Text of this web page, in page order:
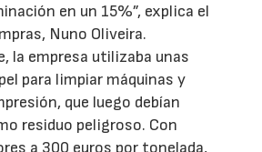
en un 15%”, explica el
Nuno Oliveira.
la empresa utilizaba unas
para limpiar máquinas y
que luego debían
residuo peligroso. Con
a 300 euros por tonelada,